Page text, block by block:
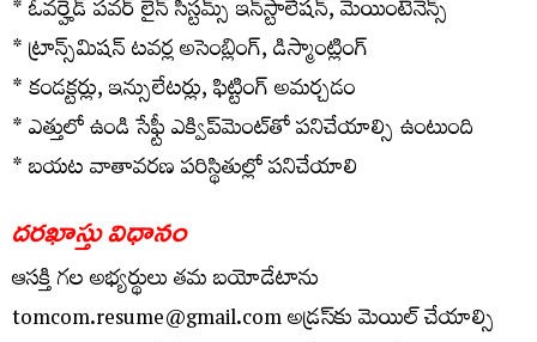
* ఓవర్హెడ్ పవర్ లైన్ సిస్టమ్స్ ఇన్‌స్టాలేషన్, మెయింటెనెన్స్
* ట్రాన్స్‌మిషన్ టవర్ల అసెంబ్లింగ్, డిస్మాంట్లింగ్
* కండక్టర్లు, ఇన్సులేటర్లు, ఫిట్టింగ్ అమర్చడం
* ఎత్తులో ఉండి సేఫ్టీ ఎక్విప్‌మెంట్‌తో పనిచేయాల్సి ఉంటుంది
* బయట వాతావరణ పరిస్థితుల్లో పనిచేయాలి
దరఖాస్తు విధానం
ఆసక్తి గల అభ్యర్థులు తమ బయోడేటాను
tomcom.resume@gmail.com అడ్రస్‌కు మెయిల్ చేయాల్సి